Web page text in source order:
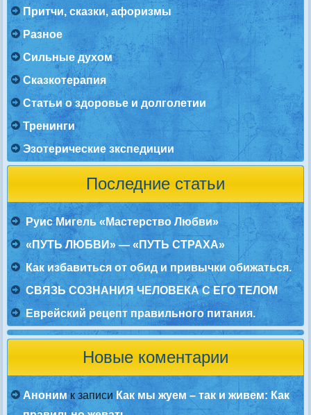
Притчи, сказки, афоризмы
Разное
Сильные духом
Сказкотерапия
Статьи о здоровье и долголетии
Тренинги
Эзотерические зкспедиции
Последние статьи
Руис Мигель «Мастерство Любви»
«ПУТЬ ЛЮБВИ» — «ПУТЬ СТРАХА»
Как избавиться от обид и привычки обижаться.
СВЯЗЬ СОЗНАНИЯ ЧЕЛОВЕКА С ЕГО ТЕЛОМ
Еврейский рецепт правильного питания.
Новые коментарии
Анонимк записиКак мы жуем – так и живем: Как